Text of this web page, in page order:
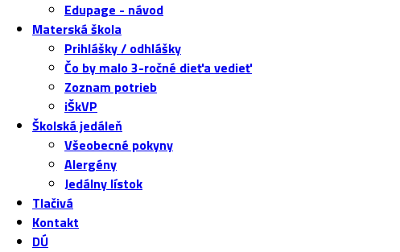
Edupage - návod
Materská škola
Prihlášky / odhlášky
Čo by malo 3-ročné dieťa vedieť
Zoznam potrieb
iŠkVP
Školská jedáleň
Všeobecné pokyny
Alergény
Jedálny lístok
Tlačivá
Kontakt
DÚ